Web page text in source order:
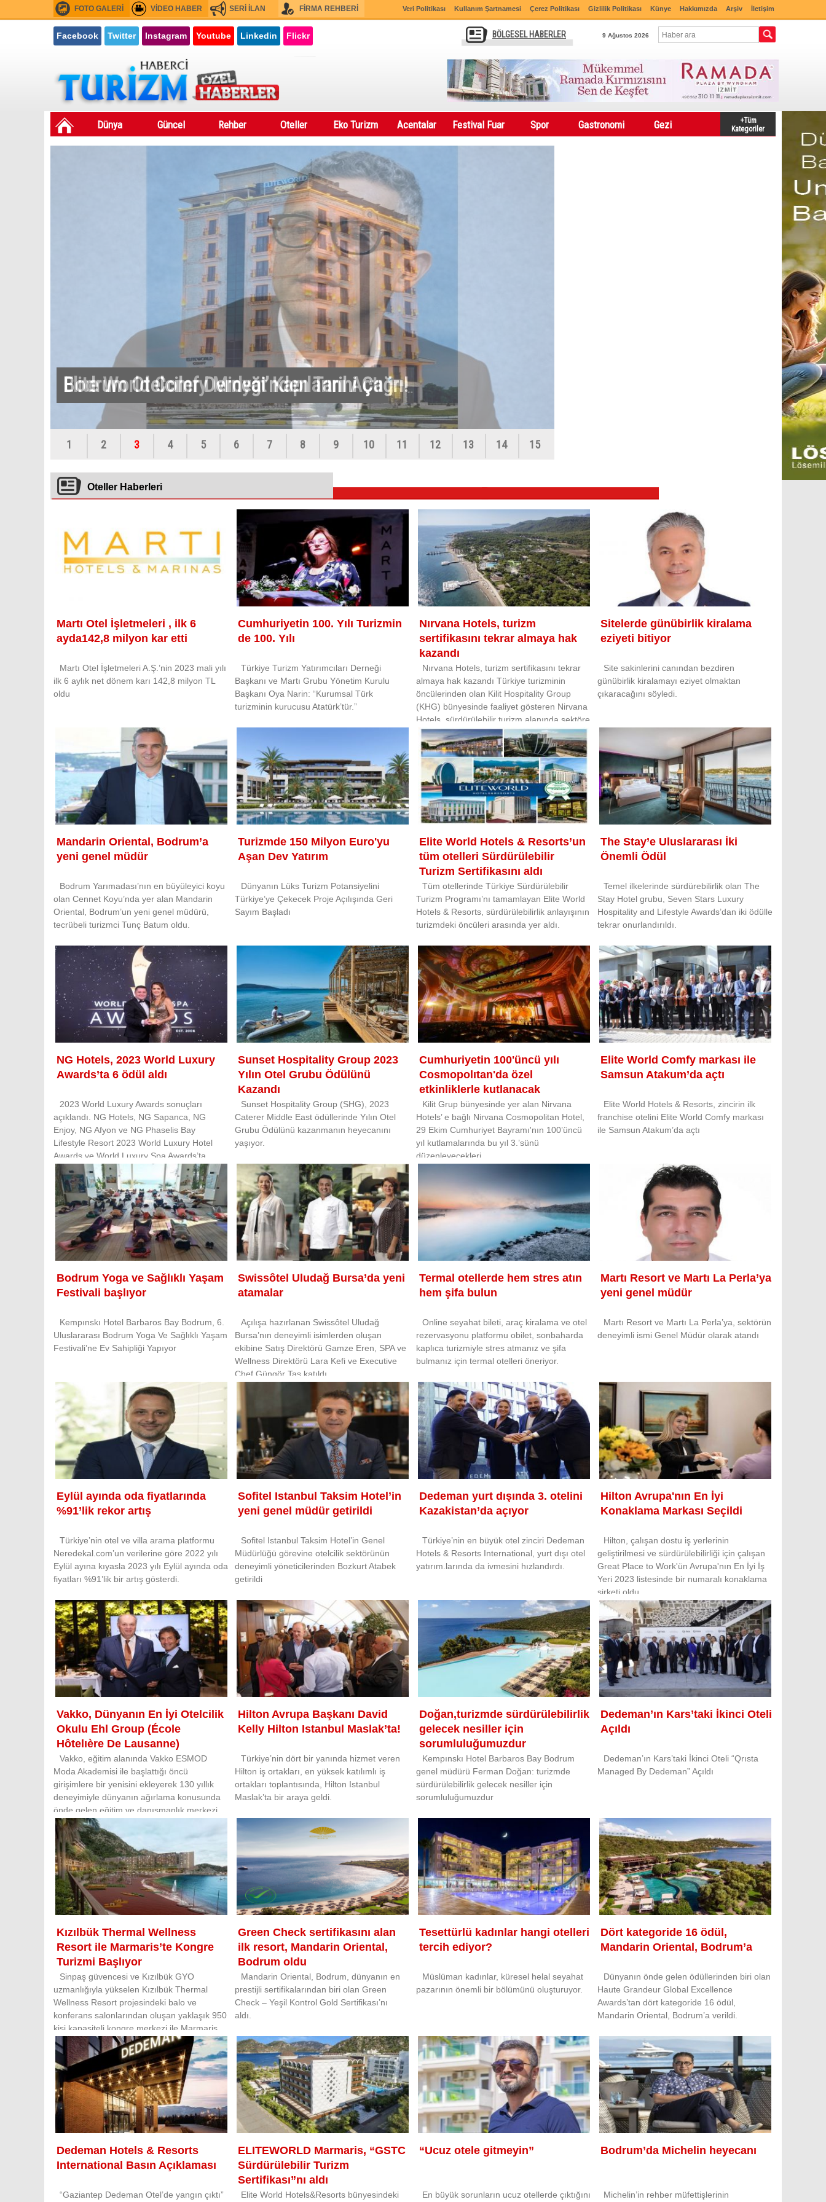
FOTO GALERİ VİDEO HABER SERİ İLAN FİRMA REHBERİ İletişim
Arşiv
Hakkımızda
Künye
Gizlilik Politikası
Çerez Politikası
Kullanım Şartnamesi
Veri Politikası
Facebook Twitter Instagram Youtube Linkedin Flickr 9 Ağustos 2026
BÖLGESEL HABERLER
Dünya Güncel Rehber Oteller Eko Turizm Acentalar Festival Fuar Spor Gastronomi Gezi
+Tüm
Kategoriler
Elite World Comfy Midyat Kapılarını Açtı
1 2 3 4 5 6 7 8 9 10 11 12 13 14 15
Oteller Haberleri
Martı Otel İşletmeleri , ilk 6
ayda142,8 milyon kar etti
Martı Otel İşletmeleri A.Ş.’nin 2023 mali yılı
ilk 6 aylık net dönem karı 142,8 milyon TL
oldu
Cumhuriyetin 100. Yılı Turizmin
de 100. Yılı
Türkiye Turizm Yatırımcıları Derneği
Başkanı ve Martı Grubu Yönetim Kurulu
Başkanı Oya Narin: “Kurumsal Türk
turizminin kurucusu Atatürk’tür.”
Nırvana Hotels, turizm
sertifikasını tekrar almaya hak
kazandı
Nırvana Hotels, turizm sertifikasını tekrar
almaya hak kazandı Türkiye turizminin
öncülerinden olan Kilit Hospitality Group
(KHG) bünyesinde faaliyet gösteren Nirvana
Hotels, sürdürülebilir turizm alanında sektöre
öncülük etmeye dev
Sitelerde günübirlik kiralama
eziyeti bitiyor
Site sakinlerini canından bezdiren
günübirlik kiralamayı eziyet olmaktan
çıkaracağını söyledi.
Mandarin Oriental, Bodrum’a
yeni genel müdür
Bodrum Yarımadası’nın en büyüleyici koyu
olan Cennet Koyu’nda yer alan Mandarin
Oriental, Bodrum’un yeni genel müdürü,
tecrübeli turizmci Tunç Batum oldu.
Turizmde 150 Milyon Euro'yu
Aşan Dev Yatırım
Dünyanın Lüks Turizm Potansiyelini
Türkiye’ye Çekecek Proje Açılışında Geri
Sayım Başladı
Elite World Hotels & Resorts’un
tüm otelleri Sürdürülebilir
Turizm Sertifikasını aldı
Tüm otellerinde Türkiye Sürdürülebilir
Turizm Programı’nı tamamlayan Elite World
Hotels & Resorts, sürdürülebilirlik anlayışının
turizmdeki öncüleri arasında yer aldı.
The Stay’e Uluslararası İki
Önemli Ödül
Temel ilkelerinde sürdürebilirlik olan The
Stay Hotel grubu, Seven Stars Luxury
Hospitality and Lifestyle Awards’dan iki ödülle
tekrar onurlandırıldı.
NG Hotels, 2023 World Luxury
Awards’ta 6 ödül aldı
2023 World Luxury Awards sonuçları
açıklandı. NG Hotels, NG Sapanca, NG
Enjoy, NG Afyon ve NG Phaselis Bay
Lifestyle Resort 2023 World Luxury Hotel
Awards ve World Luxury Spa Awards’ta
toplam 6 ödül alarak lüks hizmetleri ile aldığı
ödüllere yenileri
Sunset Hospitality Group 2023
Yılın Otel Grubu Ödülünü
Kazandı
Sunset Hospitality Group (SHG), 2023
Caterer Middle East ödüllerinde Yılın Otel
Grubu Ödülünü kazanmanın heyecanını
yaşıyor.
Cumhuriyetin 100'üncü yılı
Cosmopolıtan'da özel
etkinliklerle kutlanacak
Kilit Grup bünyesinde yer alan Nirvana
Hotels’ e bağlı Nirvana Cosmopolitan Hotel,
29 Ekim Cumhuriyet Bayramı'nın 100’üncü
yıl kutlamalarında bu yıl 3.’sünü
düzenleyecekleri
Elite World Comfy markası ile
Samsun Atakum’da açtı
Elite World Hotels & Resorts, zincirin ilk
franchise otelini Elite World Comfy markası
ile Samsun Atakum’da açtı
Bodrum Yoga ve Sağlıklı Yaşam
Festivali başlıyor
Kempınskı Hotel Barbaros Bay Bodrum, 6.
Uluslararası Bodrum Yoga Ve Sağlıklı Yaşam
Festivali’ne Ev Sahipliği Yapıyor
Swissôtel Uludağ Bursa’da yeni
atamalar
Açılışa hazırlanan Swissôtel Uludağ
Bursa’nın deneyimli isimlerden oluşan
ekibine Satış Direktörü Gamze Eren, SPA ve
Wellness Direktörü Lara Kefi ve Executive
Chef Güngör Taş katıldı
Termal otellerde hem stres atın
hem şifa bulun
Online seyahat bileti, araç kiralama ve otel
rezervasyonu platformu obilet, sonbaharda
kaplıca turizmiyle stres atmanız ve şifa
bulmanız için termal otelleri öneriyor.
Martı Resort ve Martı La Perla’ya
yeni genel müdür
Martı Resort ve Martı La Perla’ya, sektörün
deneyimli ismi Genel Müdür olarak atandı
Eylül ayında oda fiyatlarında
%91’lik rekor artış
Türkiye’nin otel ve villa arama platformu
Neredekal.com’un verilerine göre 2022 yılı
Eylül ayına kıyasla 2023 yılı Eylül ayında oda
fiyatları %91’lik bir artış gösterdi.
Sofitel Istanbul Taksim Hotel’in
yeni genel müdür getirildi
Sofitel Istanbul Taksim Hotel’in Genel
Müdürlüğü görevine otelcilik sektörünün
deneyimli yöneticilerinden Bozkurt Atabek
getirildi
Dedeman yurt dışında 3. otelini
Kazakistan’da açıyor
Türkiye’nin en büyük otel zinciri Dedeman
Hotels & Resorts International, yurt dışı otel
yatırım.larında da ivmesini hızlandırdı.
Hilton Avrupa'nın En İyi
Konaklama Markası Seçildi
Hilton, çalışan dostu iş yerlerinin
geliştirilmesi ve sürdürülebilirliği için çalışan
Great Place to Work'ün Avrupa'nın En İyi İş
Yeri 2023 listesinde bir numaralı konaklama
şirketi oldu.
Vakko, Dünyanın En İyi Otelcilik
Okulu Ehl Group (École
Hôtelıère De Lausanne)
Uzmanlığını Türkiye’ye
Taşıyacak
Vakko, eğitim alanında Vakko ESMOD
Moda Akademisi ile başlattığı öncü
girişimlere bir yenisini ekleyerek 130 yıllık
deneyimiyle dünyanın ağırlama konusunda
önde gelen eğitim ve danışmanlık merkezi
EHL Group ile iş birliği anlaşması imzaladı.
Hilton Avrupa Başkanı David
Kelly Hilton Istanbul Maslak’ta!
Türkiye’nin dört bir yanında hizmet veren
Hilton iş ortakları, en yüksek katılımlı iş
ortakları toplantısında, Hilton Istanbul
Maslak’ta bir araya geldi.
Doğan,turizmde sürdürülebilirlik
gelecek nesiller için
sorumluluğumuzdur
Kempınskı Hotel Barbaros Bay Bodrum
genel müdürü Ferman Doğan: turizmde
sürdürülebilirlik gelecek nesiller için
sorumluluğumuzdur
Dedeman’ın Kars’taki İkinci Oteli
Açıldı
Dedeman’ın Kars’taki İkinci Oteli “Qrısta
Managed By Dedeman” Açıldı
Kızılbük Thermal Wellness
Resort ile Marmaris’te Kongre
Turizmi Başlıyor
Sinpaş güvencesi ve Kızılbük GYO
uzmanlığıyla yükselen Kızılbük Thermal
Wellness Resort projesindeki balo ve
konferans salonlarından oluşan yaklaşık 950
kişi kapasiteli kongre merkezi ile Marmaris,
turizm sezonu dışında da binlerce ziyaretçiyi
ağırla
Green Check sertifikasını alan
ilk resort, Mandarin Oriental,
Bodrum oldu
Mandarin Oriental, Bodrum, dünyanın en
prestijli sertifikalarından biri olan Green
Check – Yeşil Kontrol Gold Sertifikası’nı
aldı.
Tesettürlü kadınlar hangi otelleri
tercih ediyor?
Müslüman kadınlar, küresel helal seyahat
pazarının önemli bir bölümünü oluşturuyor.
Dört kategoride 16 ödül,
Mandarin Oriental, Bodrum’a
Dünyanın önde gelen ödüllerinden biri olan
Haute Grandeur Global Excellence
Awards’tan dört kategoride 16 ödül,
Mandarin Oriental, Bodrum’a verildi.
Dedeman Hotels & Resorts
International Basın Açıklaması
“Gaziantep Dedeman Otel’de yangın çıktı”
ELITEWORLD Marmaris, “GSTC
Sürdürülebilir Turizm
Sertifikası”nı aldı
Elite World Hotels&Resorts bünyesindeki
“Ucuz otele gitmeyin”
En büyük sorunların ucuz otellerde çıktığını
Bodrum’da Michelin heyecanı
Michelin’in rehber müfettişlerinin